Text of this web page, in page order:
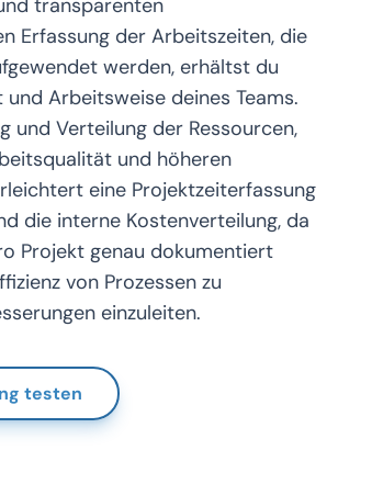
transparenten
Erfassung der Arbeitszeiten, die
werden, erhältst du
Arbeitsweise deines Teams.
und Verteilung der Ressourcen,
und höheren
eine Projektzeiterfassung
die interne Kostenverteilung, da
Projekt genau dokumentiert
von Prozessen zu
einzuleiten.
testen